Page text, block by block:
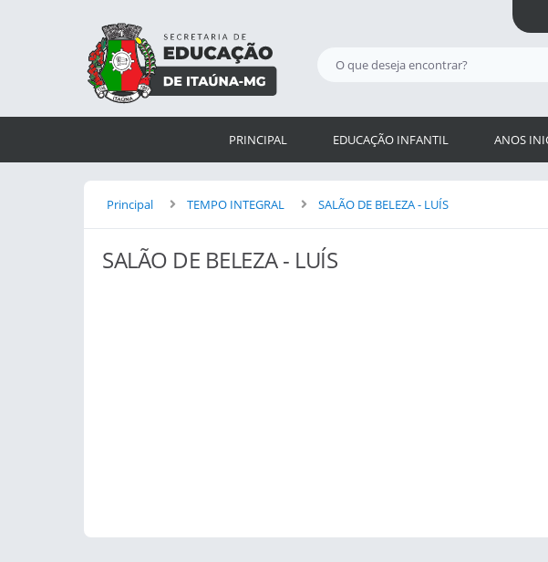
PRINCIPAL EDUCAÇÃO INFANTIL ANOS
Principal TEMPO INTEGRAL SALÃO DE BELEZA - LUÍS
SALÃO DE BELEZA - LUÍS